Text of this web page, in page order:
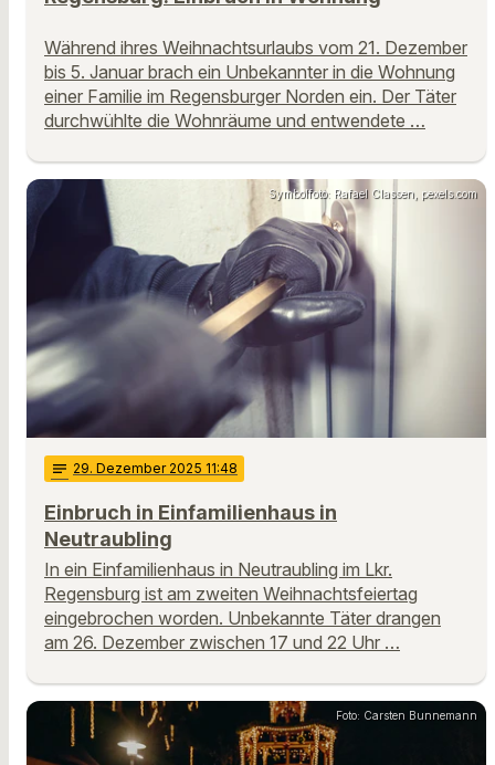
Während ihres Weihnachtsurlaubs vom 21. Dezember
bis 5. Januar brach ein Unbekannter in die Wohnung
einer Familie im Regensburger Norden ein. Der Täter
durchwühlte die Wohnräume und entwendete …
Symbolfoto: Rafael Classen, pexels.com
notes 29. Dezember 2025 11:48
Einbruch in Einfamilienhaus in
Neutraubling
In ein Einfamilienhaus in Neutraubling im Lkr.
Regensburg ist am zweiten Weihnachtsfeiertag
eingebrochen worden. Unbekannte Täter drangen
am 26. Dezember zwischen 17 und 22 Uhr …
Foto: Carsten Bunnemann